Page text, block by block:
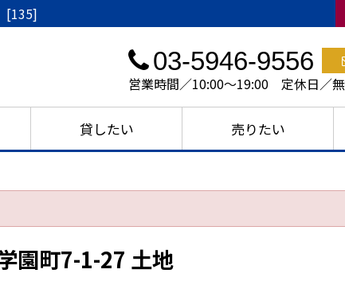
[135]
03-5946-9556
営業時間／10:00～19:00 定休日／
貸したい 売りたい
園町7-1-27 土地